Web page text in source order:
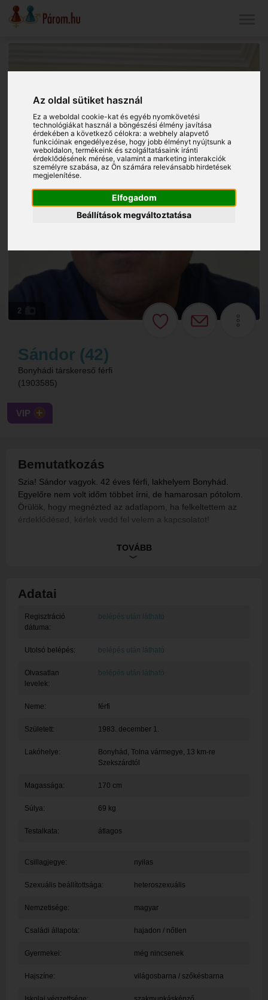
Az oldal sütiket használ
Ez a weboldal cookie-kat és egyéb nyomkövetési
technológiákat használ a böngészési élmény javítása
érdekében a következő célokra:a webhely alapvető
funkcióinak engedélyezése, hogy jobb élményt nyújtsunk a
weboldalon,termékeink és szolgáltatásaink iránti
érdeklődésének mérése, valamint a marketing interakciók
személyre szabása,az Ön számára relevánsabb hirdetések
megjelenítése.
Elfogadom
Beállítások megváltoztatása
2
Sándor (42)
Bonyhádi társkereső férfi
(1903585)
VIP
Bemutatkozás
Szia! Sándor vagyok. 42 éves férfi, lakhelyem Bonyhád.
Egyelőre nem volt időm többet írni, de hamarosan pótolom.
Örülök, hogy megnézted az adatlapom, ha felkeltettem az
érdeklődésed, kérlek vedd fel velem a kapcsolatot!
Ez egy rendszerüzenet, tagunk egyelőre nem töltötte ki a
TOVÁBB
Adatai
Regisztráció
dátuma:
belépés után látható
Utolsó belépés: belépés után látható
Olvasatlan
levelek:
belépés után látható
Neme: férfi
Született: 1983. december 1.
Lakóhelye: Bonyhád , Tolna vármegye, 13 km-re
Szekszárdtól
Magassága: 170 cm
Súlya: 69 kg
Testalkata: átlagos
Csillagjegye: nyilas
Szexuális beállítottsága: heteroszexuális
Nemzetisége: magyar
Családi állapota: hajadon / nőtlen
Gyermekei: még nincsenek
Hajszíne: világosbarna / szőkésbarna